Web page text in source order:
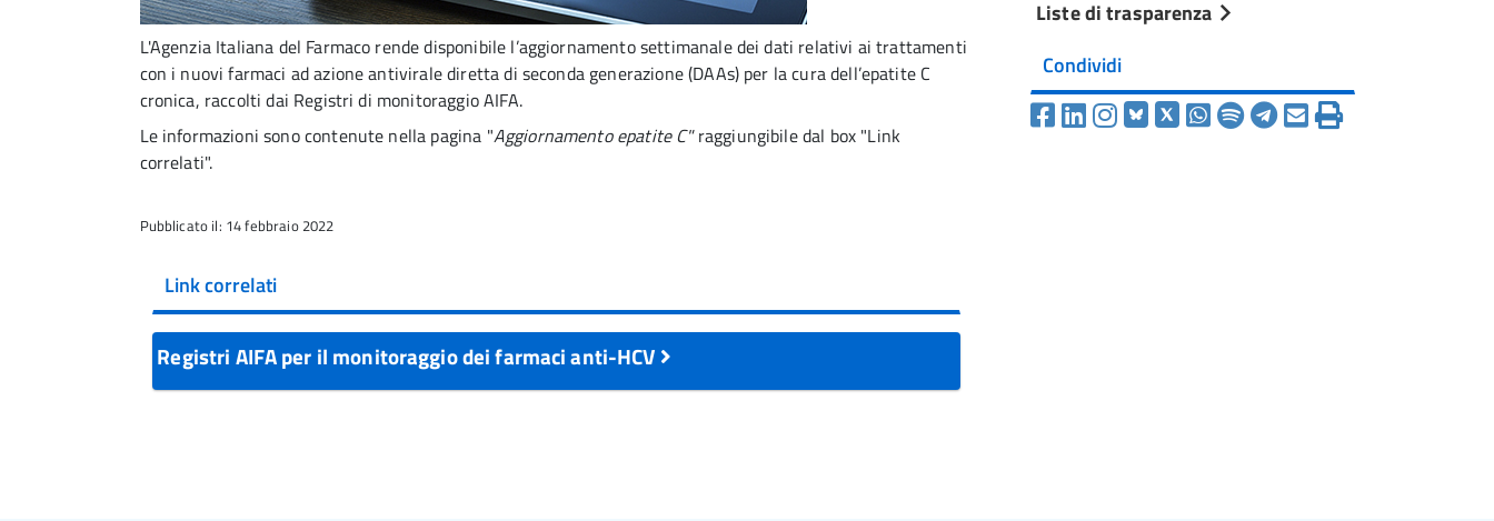
L'Agenzia Italiana del Farmaco rende disponibile l’aggiornamento settimanale dei dati relativi ai trattamenti
con i nuovi farmaci ad azione antivirale diretta di seconda generazione (DAAs) per la cura dell’epatite C
cronica, raccolti dai Registri di monitoraggio AIFA.
Le informazioni sono contenute nella pagina "Aggiornamento epatite C"raggiungibile dal box "Link
correlati".
Pubblicato il: 14 febbraio 2022
Link correlati
Registri AIFA per il monitoraggio dei farmaci anti-HCV
Liste di trasparenza
Condividi